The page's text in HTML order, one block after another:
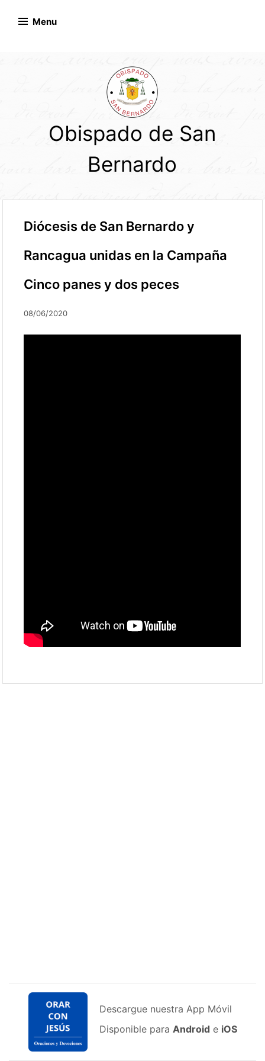
Menu
Obispado de San
Bernardo
Diócesis de San Bernardo y
Rancagua unidas en la Campaña
Cinco panes y dos peces
08/06/2020
Descargue nuestra App Móvil
Disponible para Android e iOS